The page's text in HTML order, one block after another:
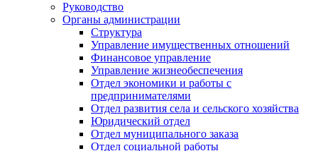
Руководство
Органы администрации
Структура
Управление имущественных отношений
Финансовое управление
Управление жизнеобеспечения
Отдел экономики и работы с
предпринимателями
Отдел развития села и сельского хозяйства
Юридический отдел
Отдел муниципального заказа
Отдел социальной работы